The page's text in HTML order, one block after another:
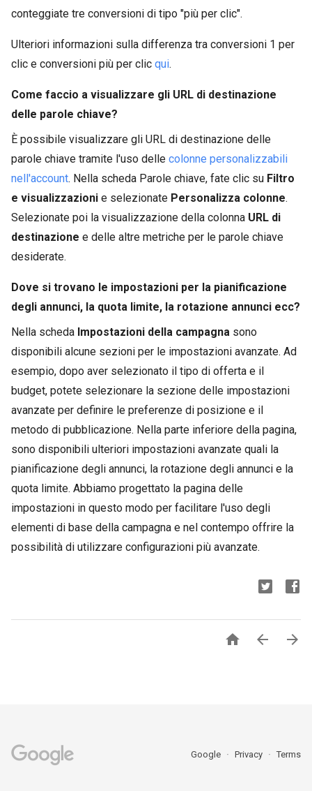
conteggiate tre conversioni di tipo "più per clic".
Ulteriori informazioni sulla differenza tra conversioni 1 per
clic e conversioni più per clic qui.
Come faccio a visualizzare gli URL di destinazione
delle parole chiave?
È possibile visualizzare gli URL di destinazione delle
parole chiave tramite l'uso delle colonne personalizzabili
nell'account. Nella scheda Parole chiave, fate clic su Filtro
e visualizzazioni e selezionate Personalizza colonne.
Selezionate poi la visualizzazione della colonna URL di
destinazione e delle altre metriche per le parole chiave
desiderate.
Dove si trovano le impostazioni per la pianificazione
degli annunci, la quota limite, la rotazione annunci ecc?
Nella scheda Impostazioni della campagna sono
disponibili alcune sezioni per le impostazioni avanzate. Ad
esempio, dopo aver selezionato il tipo di offerta e il
budget, potete selezionare la sezione delle impostazioni
avanzate per definire le preferenze di posizione e il
metodo di pubblicazione. Nella parte inferiore della pagina,
sono disponibili ulteriori impostazioni avanzate quali la
pianificazione degli annunci, la rotazione degli annunci e la
quota limite. Abbiamo progettato la pagina delle
impostazioni in questo modo per facilitare l'uso degli
elementi di base della campagna e nel contempo offrire la
possibilità di utilizzare configurazioni più avanzate.
  
Google Privacy Terms